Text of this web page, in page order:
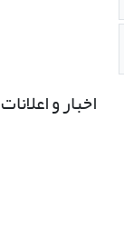
اخبار و اعلانات